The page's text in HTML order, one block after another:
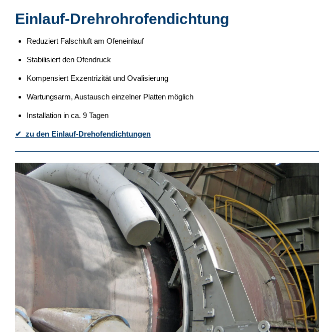
Einlauf-Drehrohrofendichtung
Reduziert Falschluft am Ofeneinlauf
Stabilisiert den Ofendruck
Kompensiert Exzentrizität und Ovalisierung
Wartungsarm, Austausch einzelner Platten möglich
Installation in ca. 9 Tagen
✔ zu den Einlauf-Drehofendichtungen